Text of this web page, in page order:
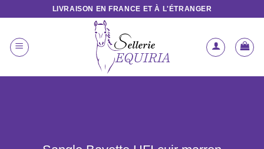
contenu
LIVRAISON EN FRANCE ET À L'ÉTRANGER